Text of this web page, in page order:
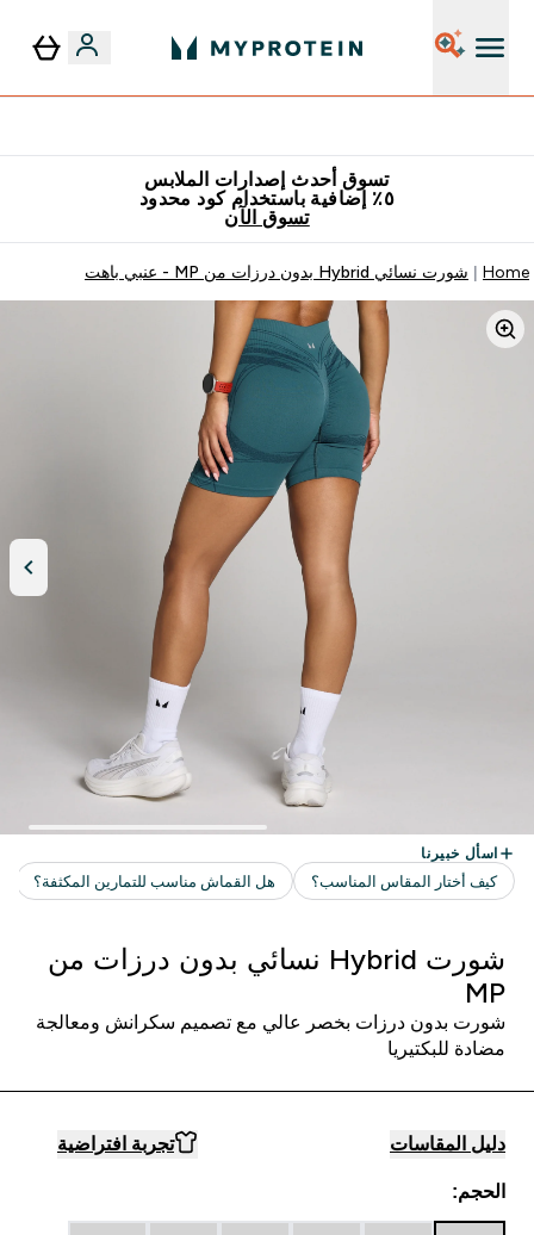
تسوق أحدث إصدارات الملابس
٥٪ إضافية باستخدام كود محدود
تسوق الآن
Home شورت نسائي Hybrid بدون درزات من MP - عنبي باهت
شورت Hybrid نسائي بدون درزات من
MP
شورت بدون درزات بخصر عالي مع تصميم سكرانش ومعالجة
مضادة للبكتيريا
دليل المقاسات تجربة افتراضية
الحجم: